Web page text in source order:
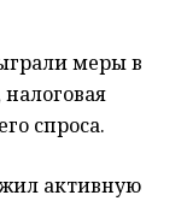
меры в
спроса.
активную